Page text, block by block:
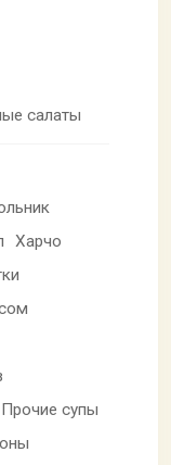
салаты
Харчо
Прочие супы